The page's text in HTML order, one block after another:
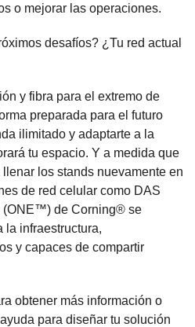
o mejorar las operaciones.
desafíos? ¿Tu red actual
y fibra para el extremo de
preparada para el futuro
ilimitado y adaptarte a la
tu espacio. Y a medida que
los stands nuevamente en
de red celular como DAS
(ONE™) de Corning® se
la infraestructura,
y capaces de compartir
obtener más información o
para diseñar tu solución